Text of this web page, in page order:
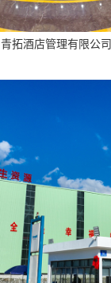
青拓酒店管理有限公司